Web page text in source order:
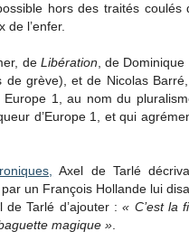
hors des traités coulés
l’enfer.
de Libération , de
de grève), et de Nicolas
1, au nom du
d’Europe 1, et qui
Axel de Tarlé
par un François Hollande lui
de Tarlé d’ajouter :« C’est la
magique »